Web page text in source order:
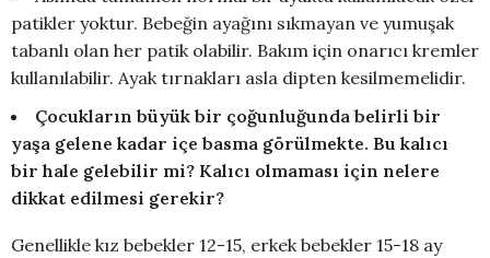
patikler yoktur. Bebeğin ayağını sıkmayan ve yumuşak
tabanlı olan her patik olabilir. Bakım için onarıcı kremler
kullanılabilir. Ayak tırnakları asla dipten kesilmemelidir.
Çocukların büyük bir çoğunluğunda belirli bir
yaşa gelene kadar içe basma görülmekte. Bu kalıcı
bir hale gelebilir mi? Kalıcı olmaması için nelere
dikkat edilmesi gerekir?
Genellikle kız bebekler 12-15, erkek bebekler 15-18 ay